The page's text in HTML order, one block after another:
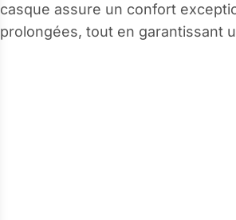
casque assure un confort
prolongées, tout en garantissant